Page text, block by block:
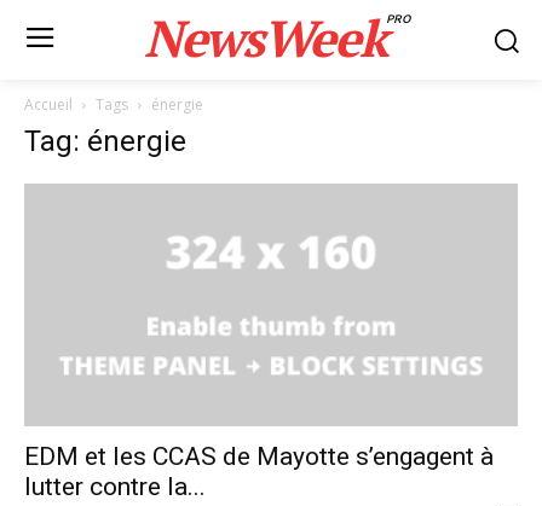
NewsWeekPRO
Accueil Tags énergie
Tag: énergie
EDM et les CCAS de Mayotte s’engagent à
lutter contre la...